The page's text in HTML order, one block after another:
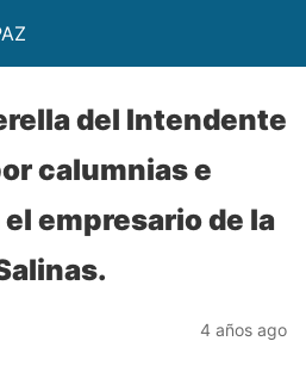
del Intendente
calumnias e
empresario de la
4 años ago